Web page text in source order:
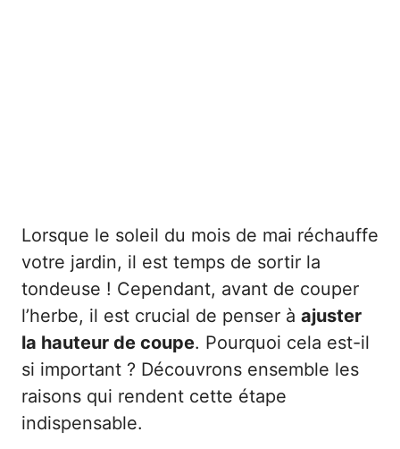
Lorsque le soleil du mois de mai réchauffe
votre jardin, il est temps de sortir la
tondeuse ! Cependant, avant de couper
l’herbe, il est crucial de penser à ajuster
la hauteur de coupe. Pourquoi cela est-il
si important ? Découvrons ensemble les
raisons qui rendent cette étape
indispensable.